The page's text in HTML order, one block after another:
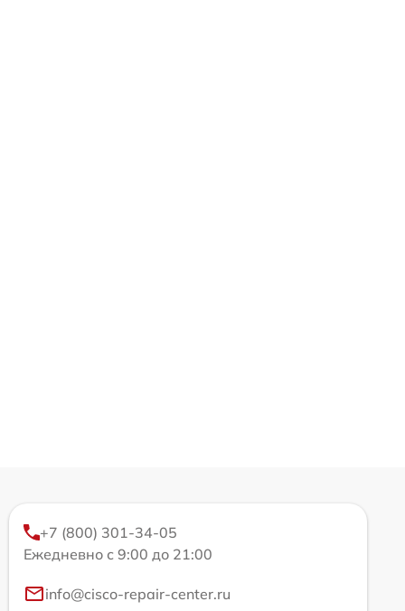
+7 (800) 301-34-05
Ежедневно с 9:00 до 21:00
info@cisco-repair-center.ru